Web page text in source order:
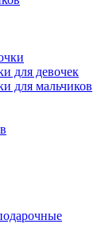
для девочек
для мальчиков